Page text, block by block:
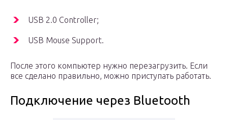
USB 2.0 Controller;
USB Mouse Support.
После этого компьютер нужно перезагрузить. Если
все сделано правильно, можно приступать работать.
Подключение через Bluetooth